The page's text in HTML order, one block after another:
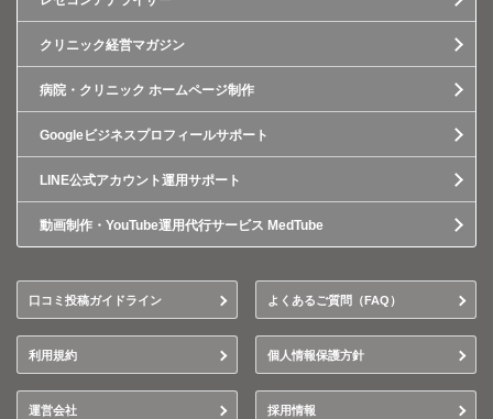
クリニック経営マガジン
病院・クリニック ホームページ制作
Googleビジネスプロフィールサポート
LINE公式アカウント運用サポート
動画制作・YouTube運用代行サービス MedTube
口コミ投稿ガイドライン よくあるご質問（FAQ）
利用規約 個人情報保護方針
運営会社 採用情報